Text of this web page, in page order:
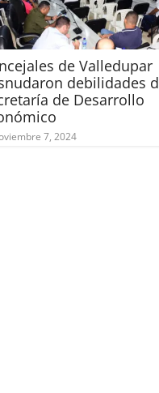
de Valledupar
debilidades
de Desarrollo
7, 2024